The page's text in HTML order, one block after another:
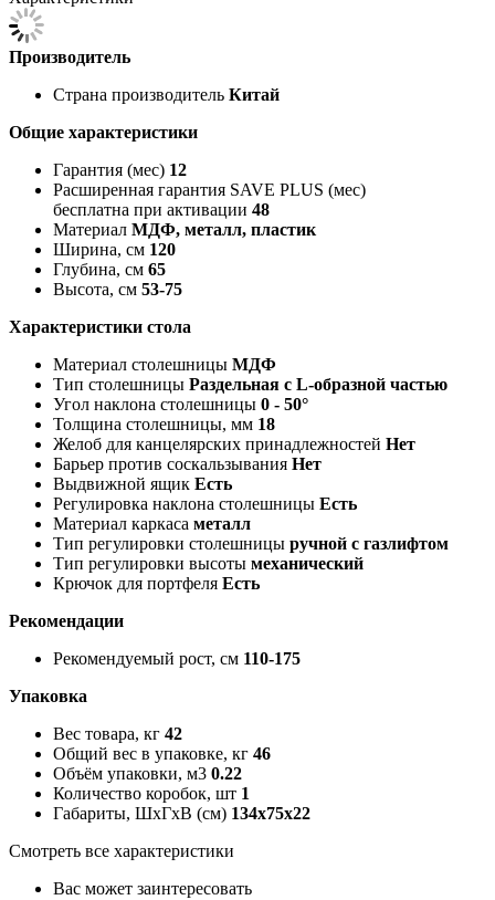
Производитель
Страна производитель Китай
Общие характеристики
Гарантия (мес) 12
Расширенная гарантия SAVE PLUS (мес)
бесплатна при активации 48
Материал МДФ, металл, пластик
Ширина, см 120
Глубина, см 65
Высота, см 53-75
Характеристики стола
Материал столешницы МДФ
Тип столешницы Раздельная с L-образной частью
Угол наклона столешницы 0 - 50°
Толщина столешницы, мм 18
Желоб для канцелярских принадлежностей Нет
Барьер против соскальзывания Нет
Выдвижной ящик Есть
Регулировка наклона столешницы Есть
Материал каркаса металл
Тип регулировки столешницы ручной с газлифтом
Тип регулировки высоты механический
Крючок для портфеля Есть
Рекомендации
Рекомендуемый рост, см 110-175
Упаковка
Вес товара, кг 42
Общий вес в упаковке, кг 46
Объём упаковки, м3 0.22
Количество коробок, шт 1
Габариты, ШxГxВ (см) 134x75x22
Смотреть все характеристики
Вас может заинтересовать